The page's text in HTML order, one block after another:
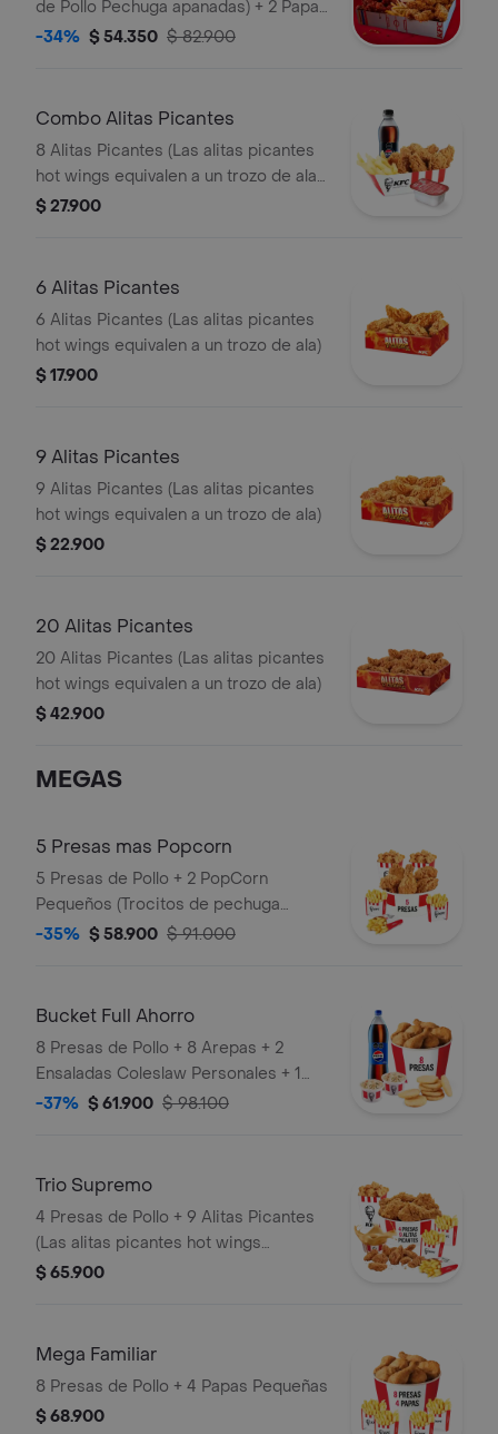
de Pollo Pechuga apanadas) + 2 Papas
Pequeñas + 1 Balde de Salsa 100g + 1
-34% $ 54.350 $ 82.900
Combo Alitas Picantes
8 Alitas Picantes (Las alitas picantes
hot wings equivalen a un trozo de ala)
+ 1 Papa Pequeña + 1 Gaseosa PET
$ 27.900
6 Alitas Picantes
6 Alitas Picantes (Las alitas picantes
hot wings equivalen a un trozo de ala)
$ 17.900
9 Alitas Picantes
9 Alitas Picantes (Las alitas picantes
hot wings equivalen a un trozo de ala)
$ 22.900
20 Alitas Picantes
20 Alitas Picantes (Las alitas picantes
hot wings equivalen a un trozo de ala)
$ 42.900
MEGAS
5 Presas mas Popcorn
5 Presas de Pollo + 2 PopCorn
Pequeños (Trocitos de pechuga
apanados) + 3 Papas Pequeñas
-35% $ 58.900 $ 91.000
Bucket Full Ahorro
8 Presas de Pollo + 8 Arepas + 2
Ensaladas Coleslaw Personales + 1
Gaseosa 1,5 Litros
-37% $ 61.900 $ 98.100
Trio Supremo
4 Presas de Pollo + 9 Alitas Picantes
(Las alitas picantes hot wings
equivalen a un trozo de ala) + 1
Pequeñas + 1 Balde de Salsa 100g
$ 65.900
Mega Familiar
8 Presas de Pollo + 4 Papas Pequeñas
$ 68.900